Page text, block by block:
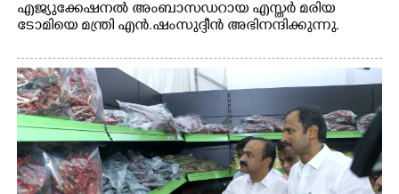
എജ്യുക്കേഷനൽ അംബാസഡറായ എസ്തർ മരിയ
ടോമിയെ മന്ത്രി എൻ.ഷംസുദ്ദീൻ അഭിനന്ദിക്കുന്നു.